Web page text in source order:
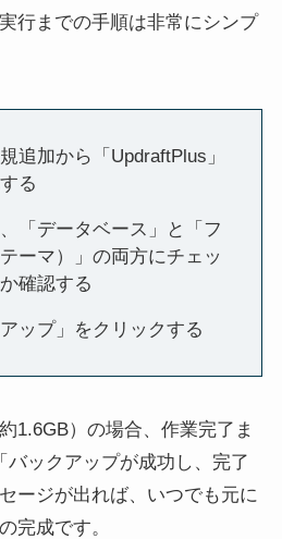
行までの手順は非常にシンプ
追加から「UpdraftPlus」
る
「データベース」と「フ
ーマ）」の両方にチェッ
確認する
ップ」をクリックする
1.6GB）の場合、作業完了ま
バックアップが成功し、完了
ージが出れば、いつでも元に
完成です。